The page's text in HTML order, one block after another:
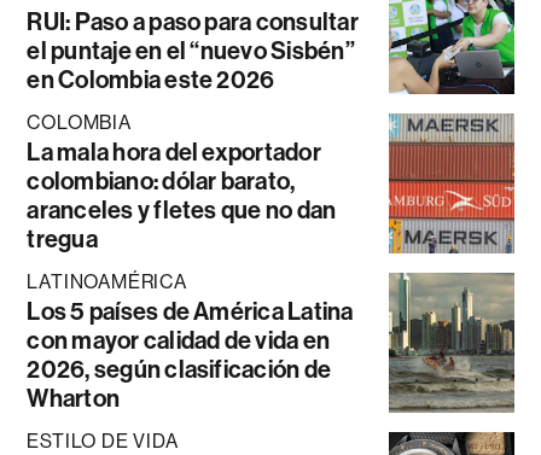
RUI: Paso a paso para consultar
el puntaje en el “nuevo Sisbén”
en Colombia este 2026
COLOMBIA
La mala hora del exportador
colombiano: dólar barato,
aranceles y fletes que no dan
tregua
LATINOAMÉRICA
Los 5 países de América Latina
con mayor calidad de vida en
2026, según clasificación de
Wharton
ESTILO DE VIDA